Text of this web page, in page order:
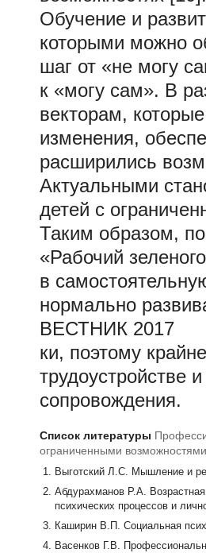
Обучение и
которыми можно
шаг от «не могу
к «могу сам». В
векторам,
изменения,
расширились
Актуальными
детей с
Таким образом,
«Рабочий
в
нормально
ВЕСТНИК 2017
ки, поэтому
трудоустройстве
сопровождения.
Список литературы
ограниченными
Выготский Л.С. Мышление и
Абдурахманов Р.А.
психических процессов и
Каширин В.П. Социальная
Васенков Г.В.